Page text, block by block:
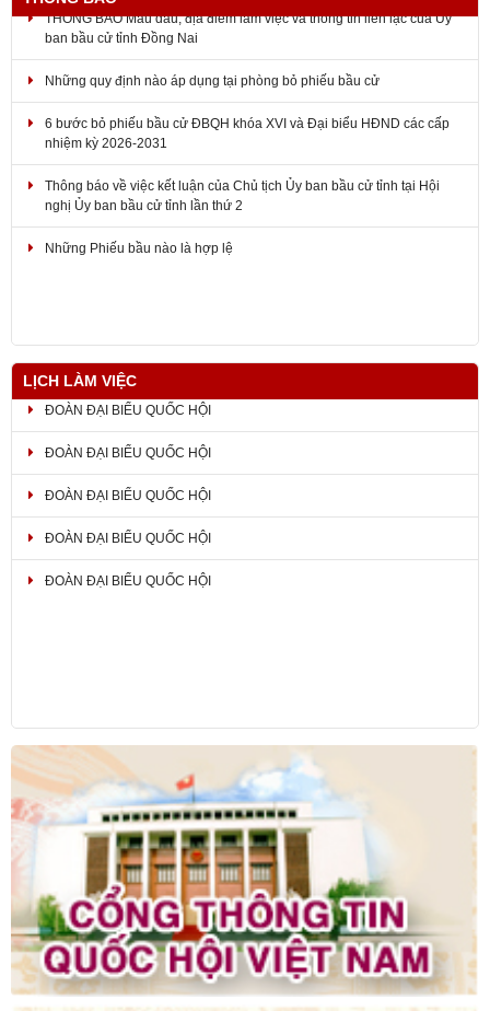
THÔNG BÁO Mẫu dấu, địa điểm làm việc và thông tin liên lạc của Ủy
ban bầu cử tỉnh Đồng Nai
Những quy định nào áp dụng tại phòng bỏ phiếu bầu cử
6 bước bỏ phiếu bầu cử ĐBQH khóa XVI và Đại biểu HĐND các cấp
nhiệm kỳ 2026-2031
Thông báo về việc kết luận của Chủ tịch Ủy ban bầu cử tỉnh tại Hội
nghị Ủy ban bầu cử tỉnh lần thứ 2
Những Phiếu bầu nào là hợp lệ
LỊCH LÀM VIỆC
ĐOÀN ĐẠI BIỂU QUỐC HỘI
ĐOÀN ĐẠI BIỂU QUỐC HỘI
ĐOÀN ĐẠI BIỂU QUỐC HỘI
ĐOÀN ĐẠI BIỂU QUỐC HỘI
ĐOÀN ĐẠI BIỂU QUỐC HỘI